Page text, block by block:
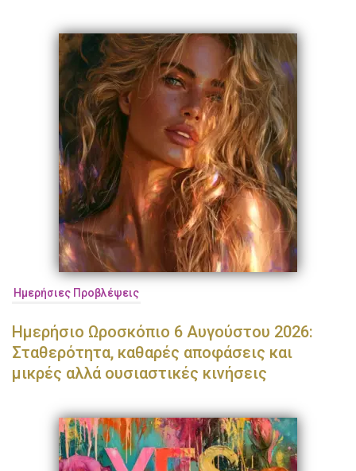
Ημερήσιες Προβλέψεις
Ημερήσιο Ωροσκόπιο 6 Αυγούστου 2026:
Σταθερότητα, καθαρές αποφάσεις και
μικρές αλλά ουσιαστικές κινήσεις